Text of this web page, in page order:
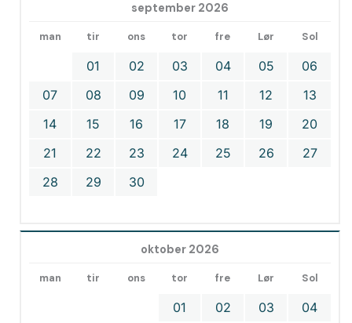
september 2026
man tir ons tor fre Lør Sol
01 02 03 04 05
06
07
08 09 10 11 12
13
14
15 16 17 18 19
20
21
22 23 24 25 26
27
28
29 30
oktober 2026
man tir ons tor fre Lør Sol
01 02 03
04